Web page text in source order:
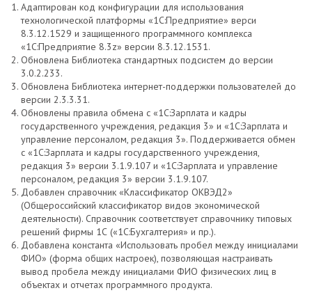
Адаптирован код конфигурации для использования
технологической платформы «1С:Предприятие» верси
8.3.12.1529 и защищенного программного комплекса
«1С:Предприятие 8.3z» версии 8.3.12.1531.
Обновлена Библиотека стандартных подсистем до версии
3.0.2.233.
Обновлена Библиотека интернет-поддержки пользователей до
версии 2.3.3.31.
Обновлены правила обмена с «1С:Зарплата и кадры
государственного учреждения, редакция 3» и «1С:Зарплата и
управление персоналом, редакция 3». Поддерживается обмен
с «1С:Зарплата и кадры государственного учреждения,
редакция 3» версии 3.1.9.107 и «1С:Зарплата и управление
персоналом, редакция 3» версии 3.1.9.107.
Добавлен справочник «Классификатор ОКВЭД2»
(Общероссийский классификатор видов экономической
деятельности). Справочник соответствует справочнику типовых
решений фирмы 1С («1С:Бухгалтерия» и пр.).
Добавлена константа «Использовать пробел между инициалами
ФИО» (форма общих настроек), позволяющая настраивать
вывод пробела между инициалами ФИО физических лиц в
объектах и отчетах программного продукта.